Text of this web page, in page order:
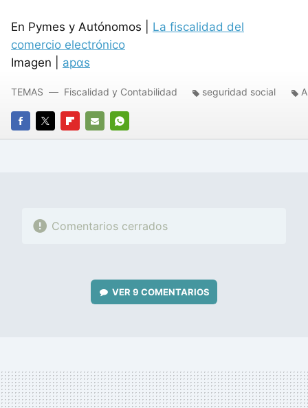
En Pymes y Autónomos | La fiscalidad del
comercio electrónico
Imagen | apαs
FACEBOOK
TWITTERFLIPBOARD
E-
WHATSAPP
TEMAS Fiscalidad y Contabilidad seguridad social
Comentarios cerrados
VER 9 COMENTARIOS